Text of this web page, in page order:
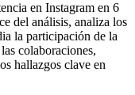
en Instagram en 6
del análisis, analiza los
la participación de la
colaboraciones,
hallazgos clave en